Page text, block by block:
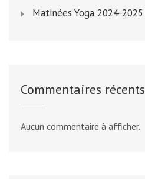
Matinées Yoga 2024-2025
Commentaires récents
Aucun commentaire à afficher.